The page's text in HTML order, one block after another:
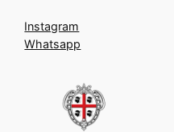
Instagram
Whatsapp